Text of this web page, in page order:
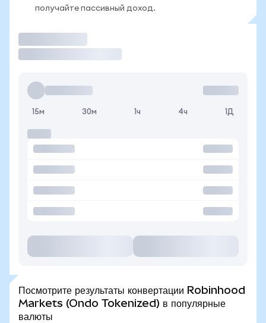
получайте пассивный доход.
15м 30м 1ч 4ч 1Д
Посмотрите результаты конвертации Robinhood
Markets (Ondo Tokenized) в популярные
валюты